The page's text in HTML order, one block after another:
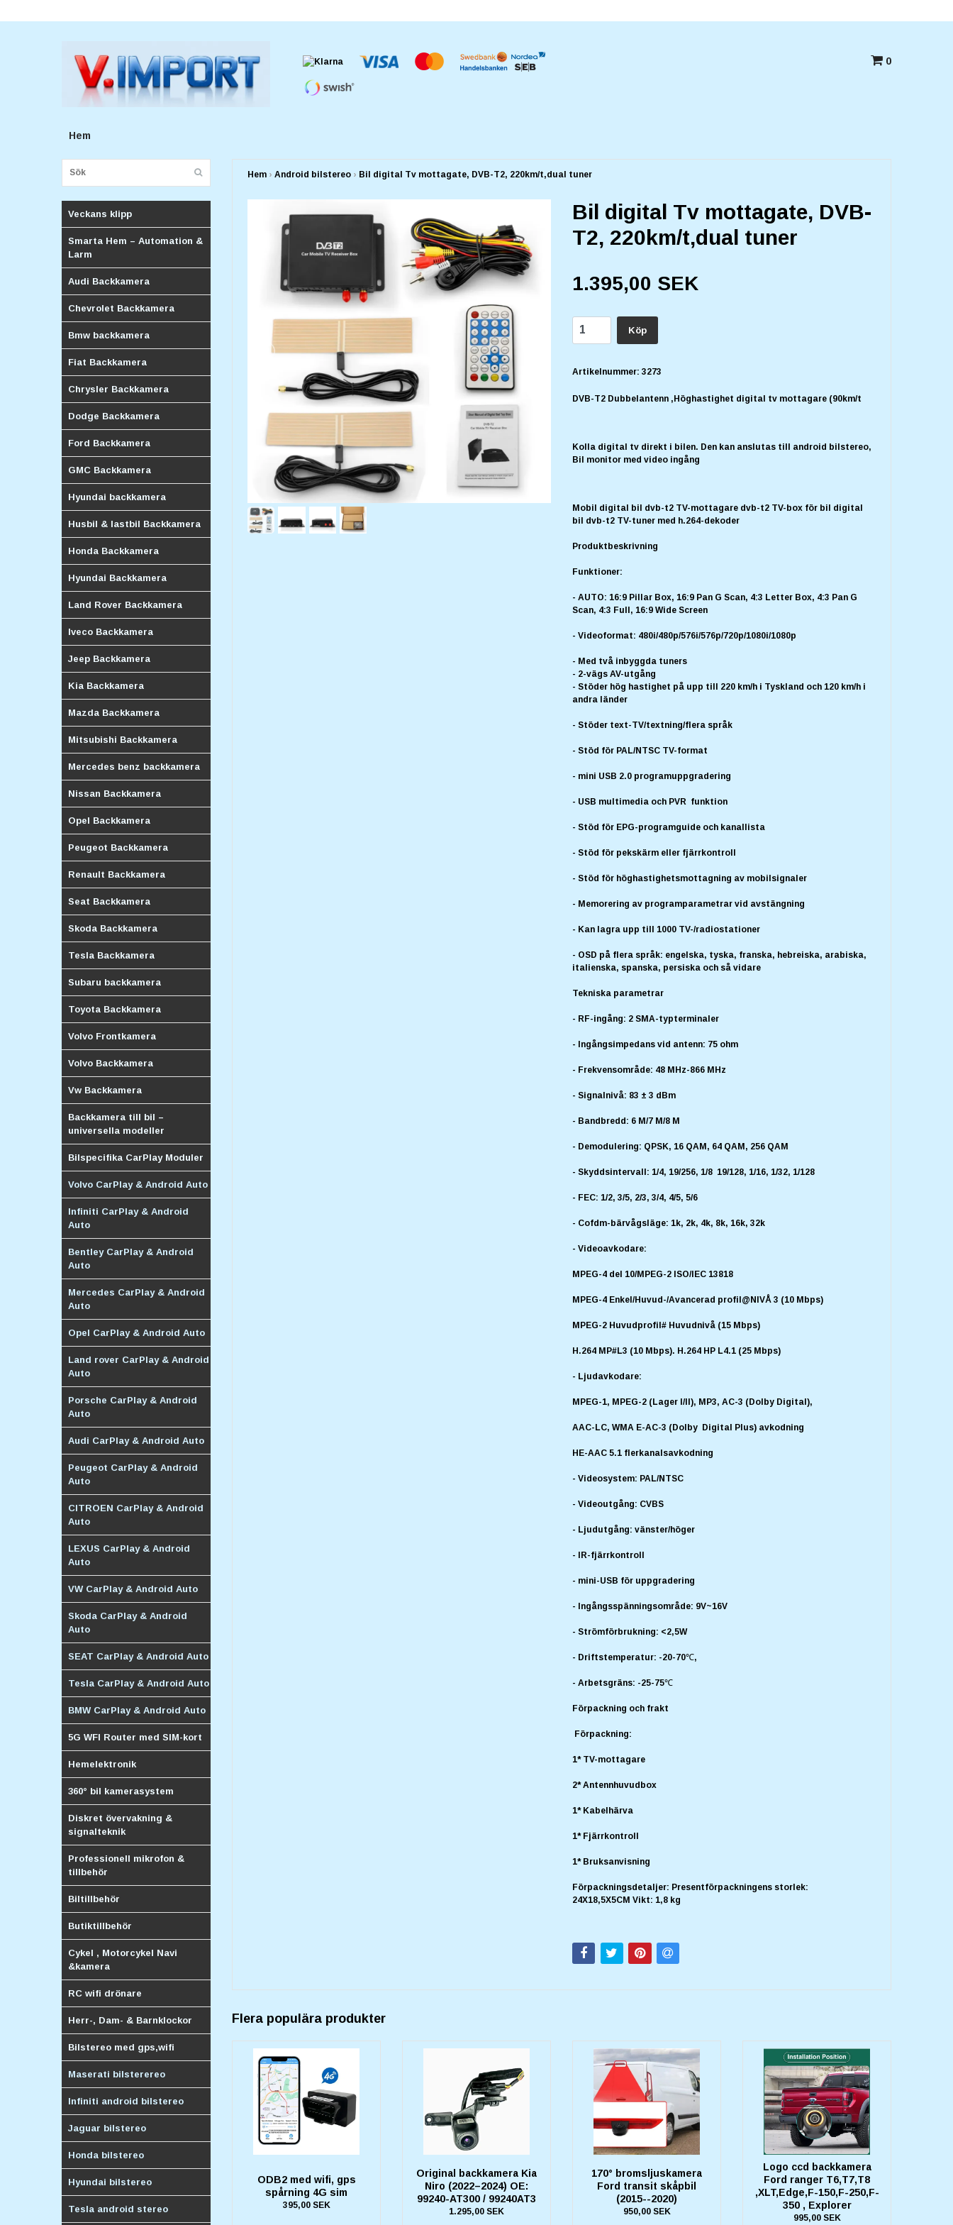
0
Hem
Veckans klipp
Smarta Hem – Automation &
Larm
Audi Backkamera
Chevrolet Backkamera
Bmw backkamera
Fiat Backkamera
Chrysler Backkamera
Dodge Backkamera
Ford Backkamera
GMC Backkamera
Hyundai backkamera
Husbil & lastbil Backkamera
Honda Backkamera
Hyundai Backkamera
Land Rover Backkamera
Iveco Backkamera
Jeep Backkamera
Kia Backkamera
Mazda Backkamera
Mitsubishi Backkamera
Mercedes benz backkamera
Nissan Backkamera
Opel Backkamera
Peugeot Backkamera
Renault Backkamera
Seat Backkamera
Skoda Backkamera
Tesla Backkamera
Subaru backkamera
Toyota Backkamera
Volvo Frontkamera
Volvo Backkamera
Vw Backkamera
Backkamera till bil –
universella modeller
Bilspecifika CarPlay Moduler
Volvo CarPlay & Android Auto
Infiniti CarPlay & Android
Auto
Bentley CarPlay & Android
Auto
Mercedes CarPlay & Android
Auto
Opel CarPlay & Android Auto
Land rover CarPlay & Android
Auto
Porsche CarPlay & Android
Auto
Audi CarPlay & Android Auto
Peugeot CarPlay & Android
Auto
CITROEN CarPlay & Android
Auto
LEXUS CarPlay & Android
Auto
VW CarPlay & Android Auto
Skoda CarPlay & Android
Auto
SEAT CarPlay & Android Auto
Tesla CarPlay & Android Auto
BMW CarPlay & Android Auto
5G WFI Router med SIM-kort
Hemelektronik
360° bil kamerasystem
Diskret övervakning &
signalteknik
Professionell mikrofon &
tillbehör
Biltillbehör
Butiktillbehör
Cykel , Motorcykel Navi
&kamera
RC wifi drönare
Herr-, Dam- & Barnklockor
Bilstereo med gps,wifi
Maserati bilsterereo
Infiniti android bilstereo
Jaguar bilstereo
Honda bilstereo
Hyundai bilstereo
Tesla android stereo
Hem › Android bilstereo › Bil digital Tv mottagate, DVB-T2, 220km/t,dual tuner
Bil digital Tv mottagate, DVB-
T2, 220km/t,dual tuner
1.395,00 SEK
Köp
Artikelnummer: 3273
DVB-T2 Dubbelantenn ,Höghastighet digital tv mottagare (90km/t
Kolla digital tv direkt i bilen. Den kan anslutas till android bilstereo,
Bil monitor med video ingång
Mobil digital bil dvb-t2 TV-mottagare dvb-t2 TV-box för bil digital
bil dvb-t2 TV-tuner med h.264-dekoder
Produktbeskrivning
Funktioner:
- AUTO: 16:9 Pillar Box, 16:9 Pan G Scan, 4:3 Letter Box, 4:3 Pan G
Scan, 4:3 Full, 16:9 Wide Screen
- Videoformat: 480i/480p/576i/576p/720p/1080i/1080p
- Med två inbyggda tuners
- 2-vägs AV-utgång
- Stöder hög hastighet på upp till 220 km/h i Tyskland och 120 km/h i
andra länder
- Stöder text-TV/textning/flera språk
- Stöd för PAL/NTSC TV-format
- mini USB 2.0 programuppgradering
- USB multimedia och PVR funktion
- Stöd för EPG-programguide och kanallista
- Stöd för pekskärm eller fjärrkontroll
- Stöd för höghastighetsmottagning av mobilsignaler
- Memorering av programparametrar vid avstängning
- Kan lagra upp till 1000 TV-/radiostationer
- OSD på flera språk: engelska, tyska, franska, hebreiska, arabiska,
italienska, spanska, persiska och så vidare
Tekniska parametrar
- RF-ingång: 2 SMA-typterminaler
- Ingångsimpedans vid antenn: 75 ohm
- Frekvensområde: 48 MHz-866 MHz
- Signalnivå: 83 ± 3 dBm
- Bandbredd: 6 M/7 M/8 M
- Demodulering: QPSK, 16 QAM, 64 QAM, 256 QAM
- Skyddsintervall: 1/4, 19/256, 1/8 19/128, 1/16, 1/32, 1/128
- FEC: 1/2, 3/5, 2/3, 3/4, 4/5, 5/6
- Cofdm-bärvågsläge: 1k, 2k, 4k, 8k, 16k, 32k
- Videoavkodare:
MPEG-4 del 10/MPEG-2 ISO/IEC 13818
MPEG-4 Enkel/Huvud-/Avancerad profil@NIVÅ 3 (10 Mbps)
MPEG-2 Huvudprofil# Huvudnivå (15 Mbps)
H.264 MP#L3 (10 Mbps). H.264 HP L4.1 (25 Mbps)
- Ljudavkodare:
MPEG-1, MPEG-2 (Lager I/II), MP3, AC-3 (Dolby Digital),
AAC-LC, WMA E-AC-3 (Dolby Digital Plus) avkodning
HE-AAC 5.1 flerkanalsavkodning
- Videosystem: PAL/NTSC
- Videoutgång: CVBS
- Ljudutgång: vänster/höger
- IR-fjärrkontroll
- mini-USB för uppgradering
- Ingångsspänningsområde: 9V~16V
- Strömförbrukning: <2,5W
- Driftstemperatur: -20-70℃,
- Arbetsgräns: -25-75℃
Förpackning och frakt
Förpackning:
1* TV-mottagare
2* Antennhuvudbox
1* Kabelhärva
1* Fjärrkontroll
1* Bruksanvisning
Förpackningsdetaljer: Presentförpackningens storlek:
24X18,5X5CM Vikt: 1,8 kg
Flera populära produkter
ODB2 med wifi, gps
spårning 4G sim
395,00 SEK
Original backkamera Kia
Niro (2022–2024) OE:
99240-AT300 / 99240AT3
1.295,00 SEK
170° bromsljuskamera
Ford transit skåpbil
(2015--2020)
950,00 SEK
Logo ccd backkamera
Ford ranger T6,T7,T8
,XLT,Edge,F-150,F-250,F-
350 , Explorer
995,00 SEK